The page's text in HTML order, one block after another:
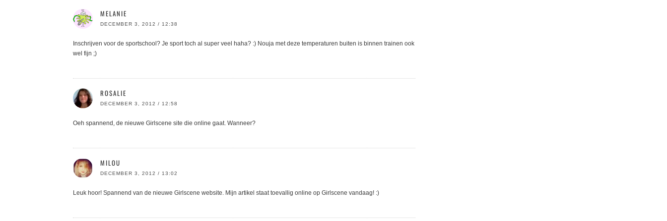
MELANIE
DECEMBER 3, 2012 / 12:38
Inschrijven voor de sportschool? Je sport toch al super veel haha? :) Nouja met deze temperaturen buiten is binnen trainen ook
wel fijn ;)
ROSALIE
DECEMBER 3, 2012 / 12:58
Oeh spannend, de nieuwe Girlscene site die online gaat. Wanneer?
MILOU
DECEMBER 3, 2012 / 13:02
Leuk hoor! Spannend van de nieuwe Girlscene website. Mijn artikel staat toevallig online op Girlscene vandaag! :)